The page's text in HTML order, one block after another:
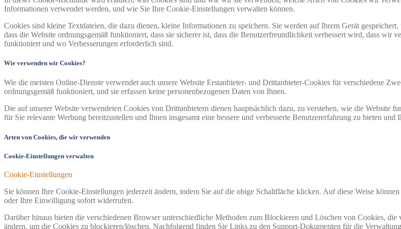
Informationen verwendet werden, und wie Sie Ihre Cookie-Einstellungen verwalten können.
Cookies sind kleine Textdateien, die dazu dienen, kleine Informationen zu speichern. Sie werden auf Ihrem Gerät
dass die Website ordnungsgemäß funktioniert, dass sie sicherer ist, dass die Benutzerfreundlichkeit verbessert wird, dass
funktioniert und wo Verbesserungen erforderlich sind.
Wie verwenden wir Cookies?
Wie die meisten Online-Dienste verwendet auch unsere Website Erstanbieter- und Drittanbieter-Cookies für verschiedene
ordnungsgemäß funktioniert, und sie erfassen keine personenbezogenen Daten von Ihnen.
Die auf unserer Website verwendeten Cookies von Drittanbietern dienen hauptsächlich dazu, zu verstehen, wie die Website
für Sie relevante Werbung bereitzustellen und Ihnen insgesamt eine bessere und verbesserte Benutzererfahrung zu bieten
Arten von Cookies, die wir verwenden
Cookie-Einstellungen verwalten
Cookie-Einstellungen
Sie können Ihre Cookie-Einstellungen jederzeit ändern, indem Sie auf die obige Schaltfläche klicken. Auf diese Weise
oder Ihre Einwilligung sofort widerrufen.
Darüber hinaus bieten die verschiedenen Browser unterschiedliche Methoden zum Blockieren und Löschen von Cookies,
ändern, um die Cookies zu blockieren/löschen. Nachfolgend finden Sie Links zu den Support-Dokumenten für die